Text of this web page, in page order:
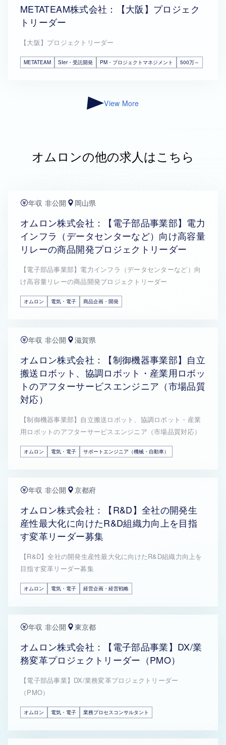
METATEAM株式会社：【大阪】プロジェク
トリーダー
【大阪】プロジェクトリーダー
METATEAM SIer・受託開発 PM・プロジェクトマネジメント 500万～
View More
オムロンの他の求人はこちら
年収 非公開 岡山県
オムロン株式会社：【電子部品事業部】電力
インフラ（データセンターなど）向け高容量
リレーの商品開発プロジェクトリーダー
【電子部品事業部】電力インフラ（データセンターなど）向
け高容量リレーの商品開発プロジェクトリーダー
オムロン 電気・電子 商品企画・開発
年収 非公開 滋賀県
オムロン株式会社：【制御機器事業部】自立
搬送ロボット、協調ロボット・産業用ロボッ
トのアフターサービスエンジニア（市場品質
対応）
【制御機器事業部】自立搬送ロボット、協調ロボット・産業
用ロボットのアフターサービスエンジニア（市場品質対応）
オムロン 電気・電子 サポートエンジニア（機械・自動車）
年収 非公開 京都府
オムロン株式会社：【R&D】全社の開発生
産性最大化に向けたR&D組織力向上を目指
す変革リーダー募集
【R&D】全社の開発生産性最大化に向けたR&D組織力向上を
目指す変革リーダー募集
オムロン 電気・電子 経営企画・経営戦略
年収 非公開 東京都
オムロン株式会社：【電子部品事業】DX/業
務変革プロジェクトリーダー（PMO）
【電子部品事業】DX/業務変革プロジェクトリーダー
（PMO）
オムロン 電気・電子 業務プロセスコンサルタント